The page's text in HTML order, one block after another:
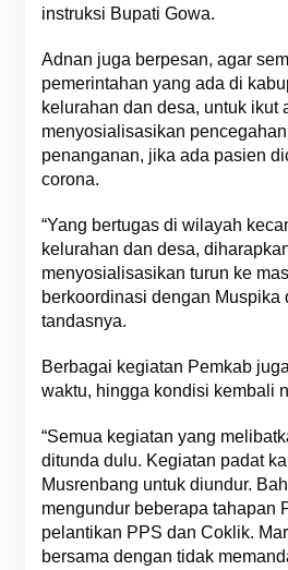
instruksi Bupati Gowa.
Adnan juga berpesan, agar
pemerintahan yang ada di
kelurahan dan desa, untuk ikut
menyosialisasikan
penanganan, jika ada pasien
corona.
“Yang bertugas di wilayah
kelurahan dan desa,
menyosialisasikan turun ke
berkoordinasi dengan Muspika
tandasnya.
Berbagai kegiatan Pemkab
waktu, hingga kondisi kembali
“Semua kegiatan yang
ditunda dulu. Kegiatan padat
Musrenbang untuk diundur.
mengundur beberapa tahapan
pelantikan PPS dan Coklik.
bersama dengan tidak